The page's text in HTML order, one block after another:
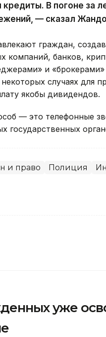
В погоне за
— сказал
граждан,
компаний, банков,
и
случаях для
якобы дивидендов.
— это телефонные
государственных
и право Полиция
уже